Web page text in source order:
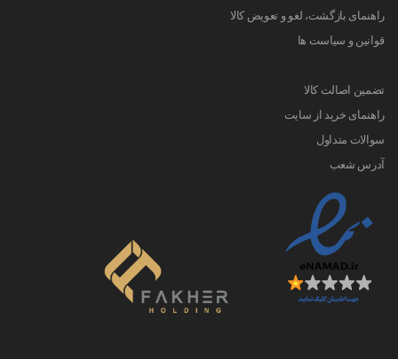
راهنمای بازگشت، لغو و تعویض کالا
قوانین و سیاست ها
تضمین اصالت کالا
راهنمای خرید از سایت
سوالات متداول
آدرس شعب